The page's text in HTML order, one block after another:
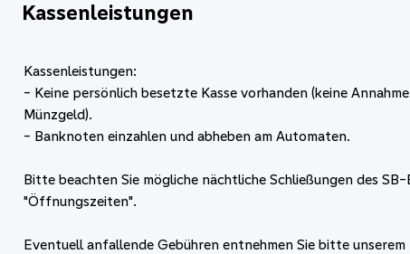
Kassenleistungen
Kassenleistungen:
- Keine persönlich besetzte Kasse vorhanden (keine
Münzgeld).
- Banknoten einzahlen und abheben am Automaten.
Bitte beachten Sie mögliche nächtliche Schließungen des
"Öffnungszeiten".
Eventuell anfallende Gebühren entnehmen Sie bitte